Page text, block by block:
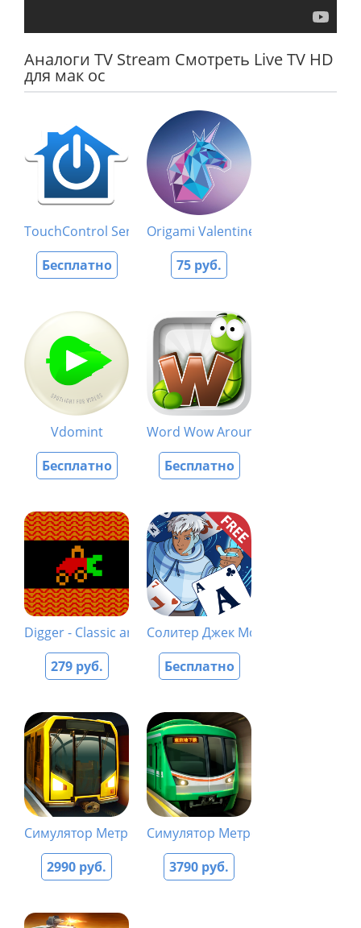
Аналоги TV Stream Смотреть Live TV HD
для мак ос
TouchControl Server
Бесплатно
Origami Valentine
75 руб.
Vdomint
Бесплатно
Word Wow Around the World
Бесплатно
Digger - Classic arcade game
279 руб.
Солитер Джек Мороз Зимние
Бесплатно
Симулятор Метро 4 - Берлин Pro
2990 руб.
Симулятор Метро 7 - Токио Pro
3790 руб.